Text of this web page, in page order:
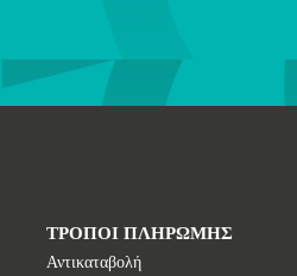
ΤΡΟΠΟΙ ΠΛΗΡΩΜΗΣ
Αντικαταβολή